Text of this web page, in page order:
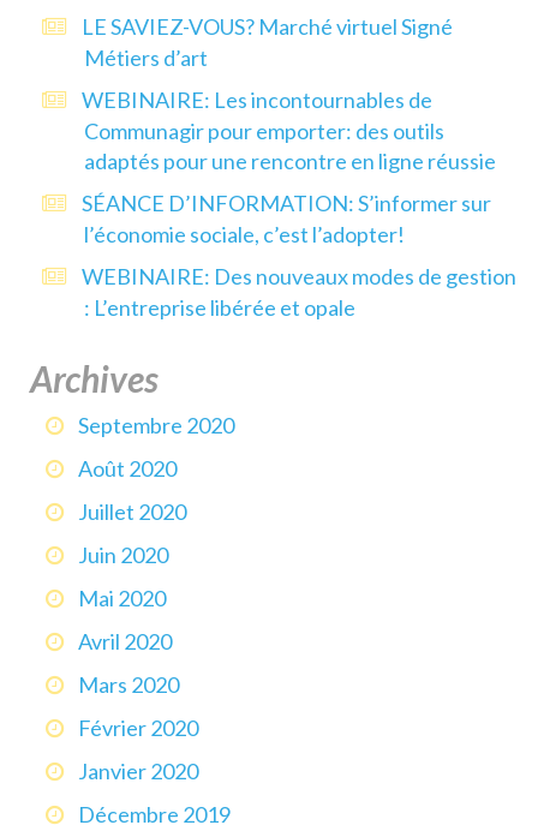
LE SAVIEZ-VOUS? Marché virtuel Signé
Métiers d’art
WEBINAIRE: Les incontournables de
Communagir pour emporter: des outils
adaptés pour une rencontre en ligne réussie
SÉANCE D’INFORMATION: S’informer sur
l’économie sociale, c’est l’adopter!
WEBINAIRE: Des nouveaux modes de gestion
: L’entreprise libérée et opale
Archives
Septembre 2020
Août 2020
Juillet 2020
Juin 2020
Mai 2020
Avril 2020
Mars 2020
Février 2020
Janvier 2020
Décembre 2019